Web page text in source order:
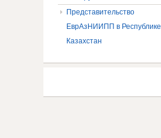
Представительство
ЕврАзНИИПП в Республике
Казахстан